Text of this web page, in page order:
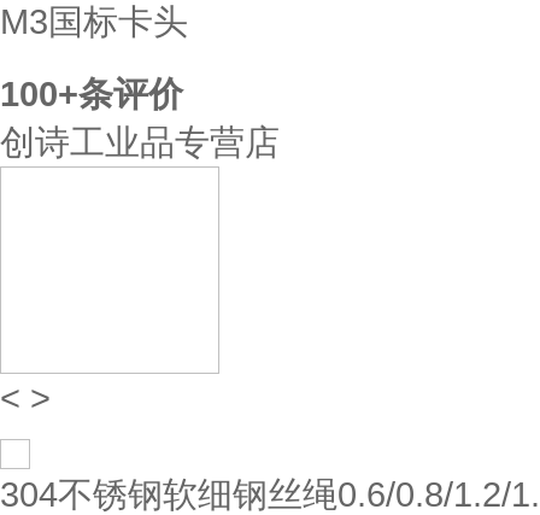
M3国标卡头
100+条评价
创诗工业品专营店
< >
304不锈钢软细钢丝绳0.6/0.8/1.2/